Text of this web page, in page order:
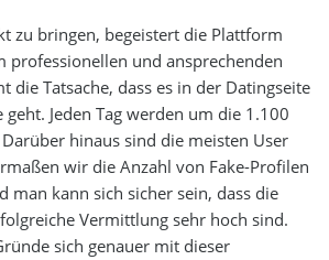
zu bringen, begeistert die Plattform
professionellen und ansprechenden
die Tatsache, dass es in der Datingseite
geht. Jeden Tag werden um die 1.100
hinaus sind die meisten User
wir die Anzahl von Fake-Profilen
man kann sich sicher sein, dass die
Vermittlung sehr hoch sind.
sich genauer mit dieser